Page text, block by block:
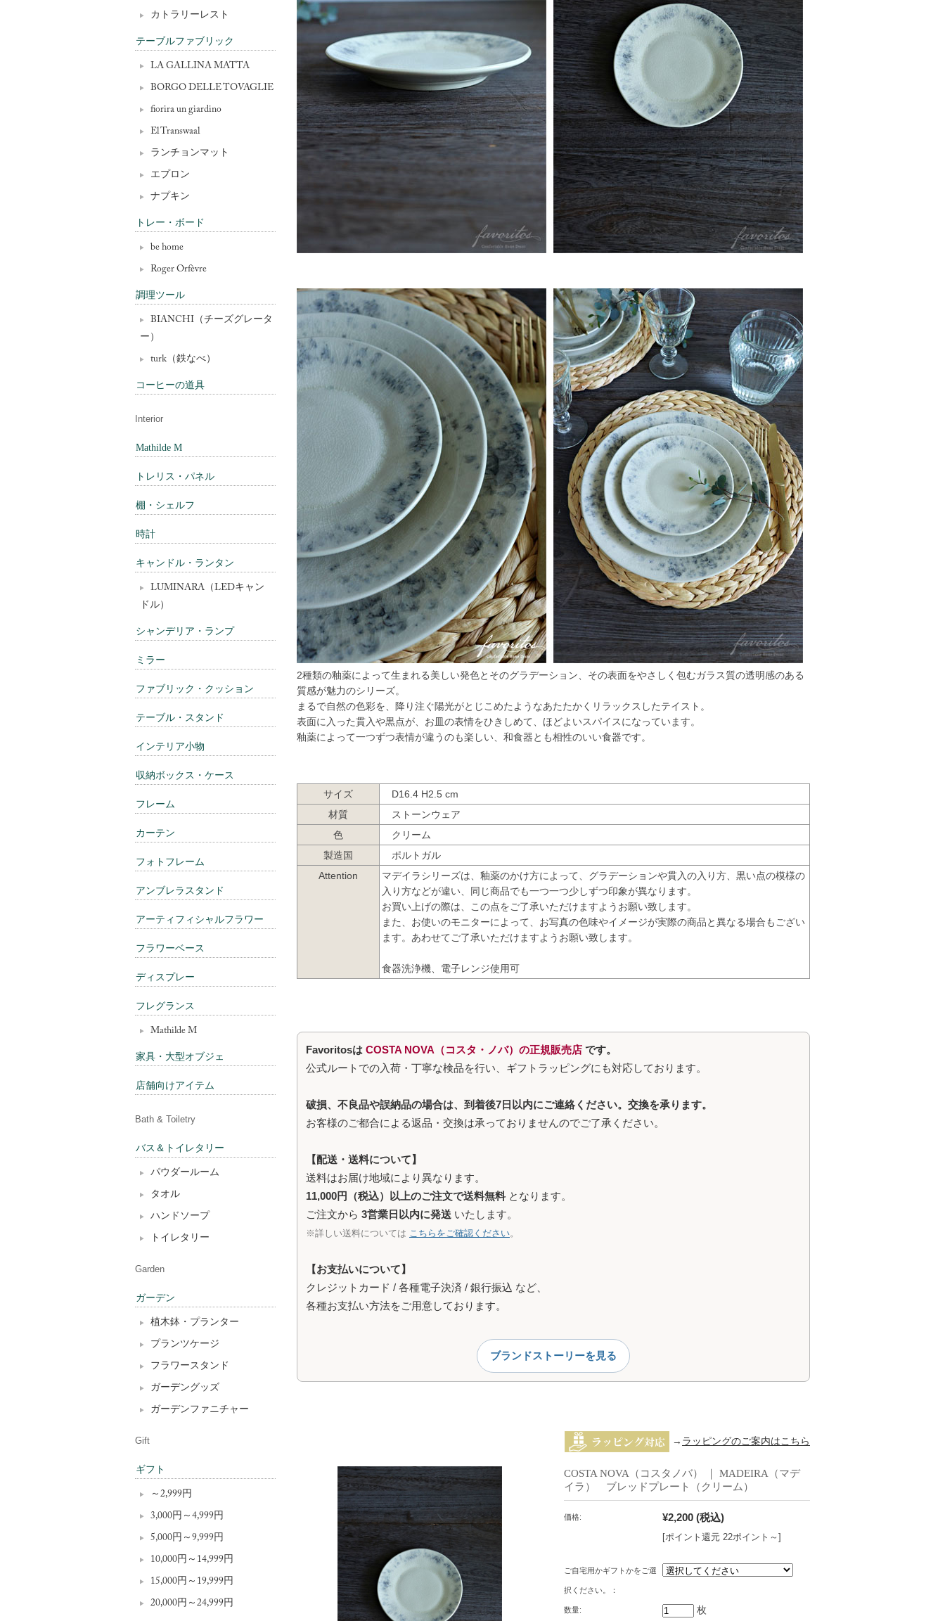
2種類の釉薬によって生まれる美しい発色とそのグラデーション、その表面をやさしく包むガラス質の透明感のある
質感が魅力のシリーズ。
まるで自然の色彩を、降り注ぐ陽光がとじこめたようなあたたかくリラックスしたテイスト。
表面に入った貫入や黒点が、お皿の表情をひきしめて、ほどよいスパイスになっています。
釉薬によって一つずつ表情が違うのも楽しい、和食器とも相性のいい食器です。
サイズ
D16.4 H2.5 cm
材質
ストーンウェア
色
クリーム
製造国
ポルトガル
Attention
マデイラシリーズは、釉薬のかけ方によって、グラデーションや貫入の入り方、黒い点の模様の
入り方などが違い、同じ商品でも一つ一つ少しずつ印象が異なります。
お買い上げの際は、この点をご了承いただけますようお願い致します。
また、お使いのモニターによって、お写真の色味やイメージが実際の商品と異なる場合もござい
ます。あわせてご了承いただけますようお願い致します。
食器洗浄機、電子レンジ使用可
Favoritosは COSTA NOVA（コスタ・ノバ）の正規販売店 です。
公式ルートでの入荷・丁寧な検品を行い、ギフトラッピングにも対応しております。
破損、不良品や誤納品の場合は、到着後7日以内にご連絡ください。交換を承ります。
お客様のご都合による返品・交換は承っておりませんのでご了承ください。
【配送・送料について】
送料はお届け地域により異なります。
11,000円（税込）以上のご注文で送料無料 となります。
ご注文から 3営業日以内に発送 いたします。
※詳しい送料については こちらをご確認ください。
【お支払いについて】
クレジットカード / 各種電子決済 / 銀行振込 など、
各種お支払い方法をご用意しております。
ブランドストーリーを見る
→ ラッピングのご案内はこちら
COSTA NOVA（コスタノバ） ｜ MADEIRA（マデ
イラ） ブレッドプレート（クリーム）
価格: ¥2,200 (税込)
[ポイント還元 22ポイント～]
ご自宅用かギフトかをご選
択ください。：
数量: 枚
カトラリーレスト
テーブルファブリック
LA GALLINA MATTA
BORGO DELLE TOVAGLIE
fiorira un giardino
El Transwaal
ランチョンマット
エプロン
ナプキン
トレー・ボード
be home
Roger Orfèvre
調理ツール
BIANCHI（チーズグレータ
ー）
turk（鉄なべ）
コーヒーの道具
Interior
Mathilde M
トレリス・パネル
棚・シェルフ
時計
キャンドル・ランタン
LUMINARA（LEDキャン
ドル）
シャンデリア・ランプ
ミラー
ファブリック・クッション
テーブル・スタンド
インテリア小物
収納ボックス・ケース
フレーム
カーテン
フォトフレーム
アンブレラスタンド
アーティフィシャルフラワー
フラワーベース
ディスプレー
フレグランス
Mathilde M
家具・大型オブジェ
店舗向けアイテム
Bath & Toiletry
バス＆トイレタリー
パウダールーム
タオル
ハンドソープ
トイレタリー
Garden
ガーデン
植木鉢・プランター
プランツケージ
フラワースタンド
ガーデングッズ
ガーデンファニチャー
Gift
ギフト
～2,999円
3,000円～4,999円
5,000円～9,999円
10,000円～14,999円
15,000円～19,999円
20,000円～24,999円